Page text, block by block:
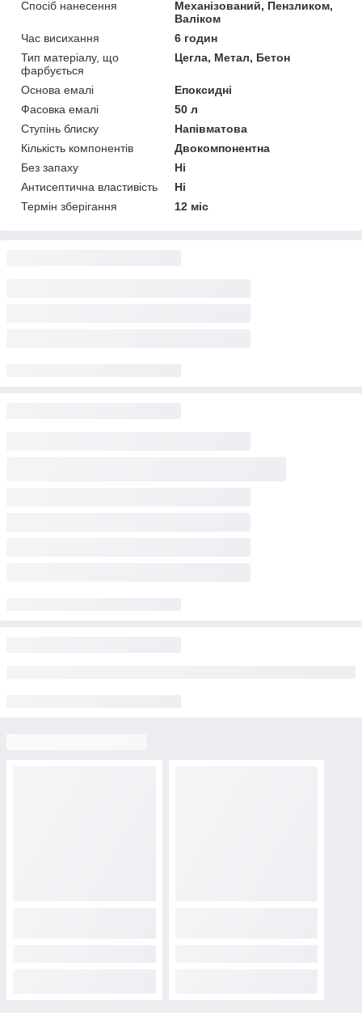
Спосіб нанесення
Механізований, Пензликом,
Валіком
Час висихання
6 годин
Тип матеріалу, що
фарбується
Цегла, Метал, Бетон
Основа емалі
Епоксидні
Фасовка емалі
50 л
Ступінь блиску
Напівматова
Кількість компонентів
Двокомпонентна
Без запаху
Ні
Антисептична властивість
Ні
Термін зберігання
12 міс